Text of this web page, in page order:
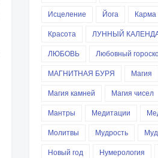
Исцеление
Йога Карма
Красота
ЛУННЫЙ
ЛЮБОВЬ
Любовный
МАГНИТНАЯ БУРЯ
Магия
Магия камней
Магия чисел
Мантры
Медитации
Молитвы
Мудрость
Новый год
Нумерология